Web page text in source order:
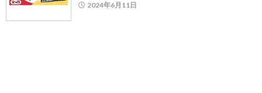
2024年6月11日